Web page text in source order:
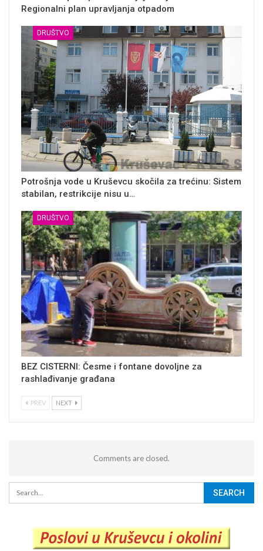
Regionalni plan upravljanja otpadom
DRUŠTVO
Potrošnja vode u Kruševcu skočila za trećinu: Sistem
stabilan, restrikcije nisu u…
DRUŠTVO
BEZ CISTERNI: Česme i fontane dovoljne za
rashlađivanje građana
PREV NEXT
Comments are closed.